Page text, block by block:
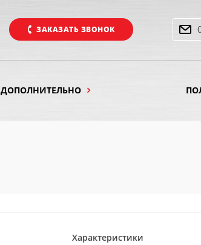
ЗАКАЗАТЬ ЗВОНОК
ДОПОЛНИТЕЛЬНО
Характеристики